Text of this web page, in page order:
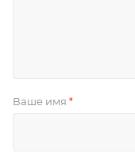
Ваше имя *